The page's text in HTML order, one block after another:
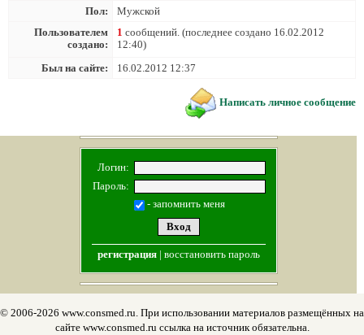
Пол:
Мужской
Пользователем
создано:
1 сообщений. (последнее создано 16.02.2012
12:40)
Был на сайте:
16.02.2012 12:37
Написать личное сообщение
Логин:
Пароль:
- запомнить меня
регистрация| восстановить пароль
© 2006-2026 www.consmed.ru. При использовании материалов размещённых на
сайте www.consmed.ru ссылка на источник обязательна.